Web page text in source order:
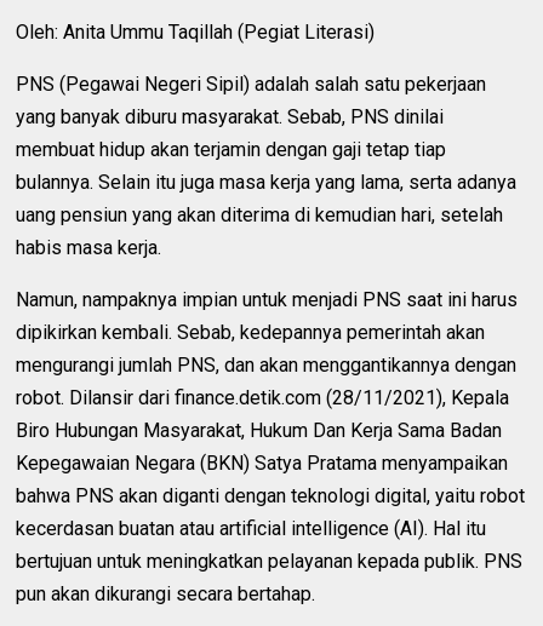
Oleh: Anita Ummu Taqillah (Pegiat Literasi)
PNS (Pegawai Negeri Sipil) adalah salah satu pekerjaan
yang banyak diburu masyarakat. Sebab, PNS dinilai
membuat hidup akan terjamin dengan gaji tetap tiap
bulannya. Selain itu juga masa kerja yang lama, serta adanya
uang pensiun yang akan diterima di kemudian hari, setelah
habis masa kerja.
Namun, nampaknya impian untuk menjadi PNS saat ini harus
dipikirkan kembali. Sebab, kedepannya pemerintah akan
mengurangi jumlah PNS, dan akan menggantikannya dengan
robot. Dilansir dari finance.detik.com (28/11/2021), Kepala
Biro Hubungan Masyarakat, Hukum Dan Kerja Sama Badan
Kepegawaian Negara (BKN) Satya Pratama menyampaikan
bahwa PNS akan diganti dengan teknologi digital, yaitu robot
kecerdasan buatan atau artificial intelligence (AI). Hal itu
bertujuan untuk meningkatkan pelayanan kepada publik. PNS
pun akan dikurangi secara bertahap.